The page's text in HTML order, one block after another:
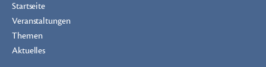
Startseite
Veranstaltungen
Themen
Aktuelles